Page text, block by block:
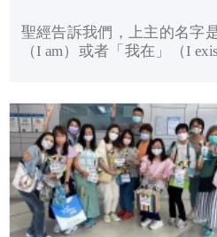
聖經告訴我們，上主的名字
（I am）或者「我在」（I